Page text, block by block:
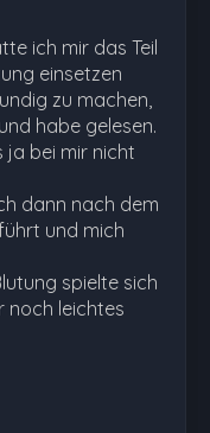
ich mir das Teil
einsetzen
zu machen,
habe gelesen.
ja bei mir nicht
dann nach dem
und mich
spielte sich
noch leichtes